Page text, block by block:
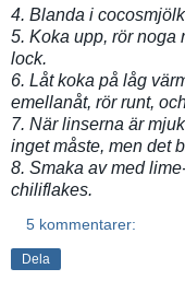
4. Blanda i
5. Koka upp, rör noga
lock.
6. Låt koka på låg
emellanåt, rör runt,
7. När linserna är
inget måste, men det
8. Smaka av med
chiliflakes.
5 kommentarer:
Dela